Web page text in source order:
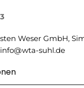
Weser GmbH,
suhl.de